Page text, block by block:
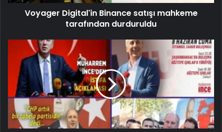
Voyager Digital'in Binance satışı mahkeme
tarafından durduruldu